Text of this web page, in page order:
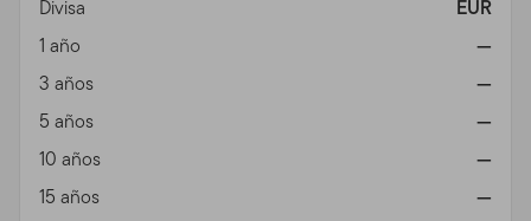
Divisa
EUR
1 año
—
3 años
—
5 años
—
10 años
—
15 años
—